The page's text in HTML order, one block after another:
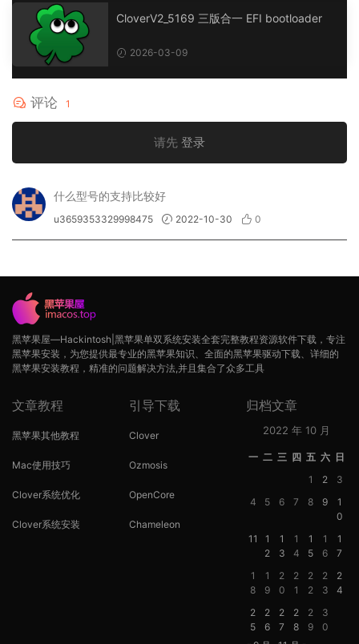
CloverV2_5169 三版合一 EFI bootloader
2026-03-09
评论 1
请先 登录
什么型号的支持比较好
u3659353329998475 2022-10-30 0
黑苹果屋—Hackintosh|黑苹果单双系统安装全套完整教程资源软件下载，专注
黑苹果安装，为您提供最专业的黑苹果知识、全面的黑苹果驱动下载、详细的
黑苹果安装教程，精准的问题解决方法,并且集合了众多工具
文章教程
黑苹果其他教程
Mac使用技巧
Clover系统优化
Clover系统安装
引导下载
Clover
Ozmosis
OpenCore
Chameleon
归档文章
2022 年 10 月
一 二 三 四 五 六 日
1
2
3
4
5 6 7 8 9
1
0
11
1
2
1
3
1
4
1
5
1
6
1
7
1
8
1
9
2
0
2
1
2
2
2
3
2
4
2
5
2
6
2
7
2
8
2
9
3
0